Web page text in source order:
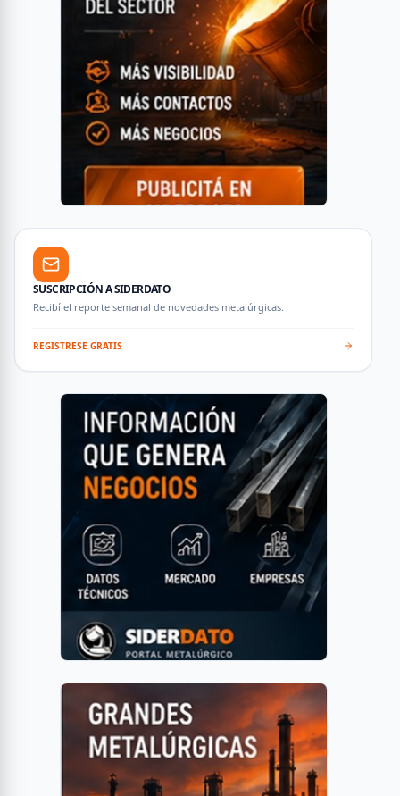
SUSCRIPCIÓN A SIDERDATO
Recibí el reporte semanal de novedades metalúrgicas.
REGISTRESE GRATIS